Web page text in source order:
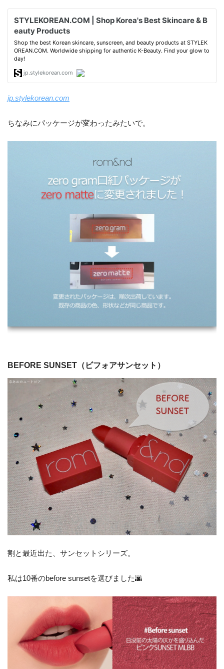
jp.stylekorean.com
ちなみにパッケージが変わったみたいで。
BEFORE SUNSET（ビフォアサンセット）
割と最近出た、サンセットシリーズ。
私は10番のbefore sunsetを選びました🌆